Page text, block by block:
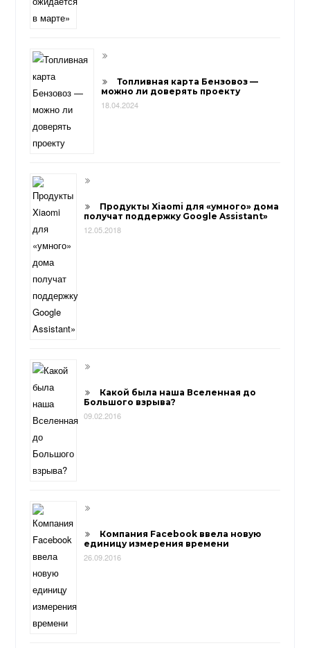
Топливная карта Бензовоз —
можно ли доверять проекту
18.04.2024
Продукты Xiaomi для «умного» дома
получат поддержку Google Assistant»
12.05.2018
Какой была наша Вселенная до
Большого взрыва?
09.02.2016
Компания Facebook ввела новую
единицу измерения времени
26.09.2016